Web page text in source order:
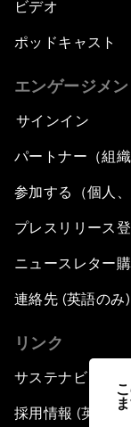
ビデオ
ポッドキャスト
エンゲージメン
サインイン
パートナー（組
参加する（個人、
プレスリリース
ニュースレター
連絡先 (英語のみ)
リンク
サステナビリティ
採用情報 (英語の